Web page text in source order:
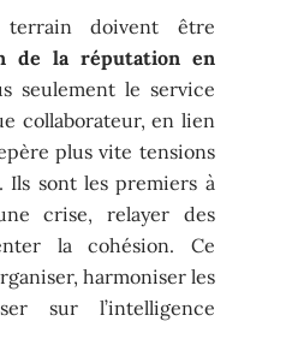
doivent être
de la réputation en
seulement le service
collaborateur, en lien
plus vite tensions
Ils sont les premiers à
crise, relayer des
la cohésion. Ce
harmoniser les
sur l’intelligence